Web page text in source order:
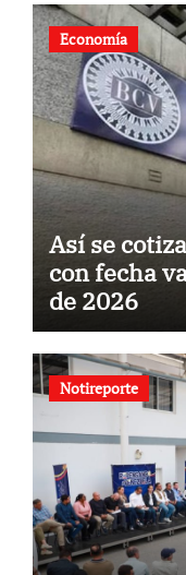
Economía
Así se
con fecha
de 2026
Notireporte